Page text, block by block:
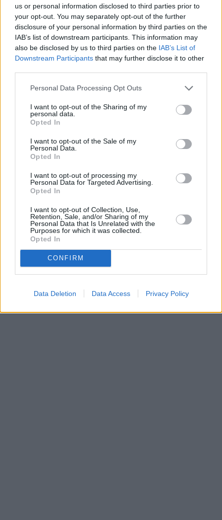
us or personal information disclosed to third parties prior to
your opt-out. You may separately opt-out of the further
disclosure of your personal information by third parties on the
IAB’s list of downstream participants. This information may
also be disclosed by us to third parties on the IAB’s List of
Downstream Participants that may further disclose it to other
Personal Data Processing Opt Outs
I want to opt-out of the Sharing of my
personal data.
Opted In
I want to opt-out of the Sale of my
Personal Data.
Opted In
I want to opt-out of processing my
Personal Data for Targeted Advertising.
Opted In
I want to opt-out of Collection, Use,
Retention, Sale, and/or Sharing of my
Personal Data that Is Unrelated with the
Purposes for which it was collected.
Opted In
CONFIRM
Data Deletion Data Access Privacy Policy
Vybrané články
Prima sport - co nabídne v prvním
vysílacím týdnu
Kdy a kde bude Prima sport k
O webu parabola.cz O souborech cookies
Dovolená u moře•Bazény